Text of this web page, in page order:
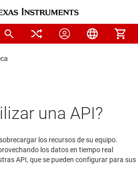
una API?
los recursos de su equipo.
los datos en tiempo real
API, que se pueden configurar para sus